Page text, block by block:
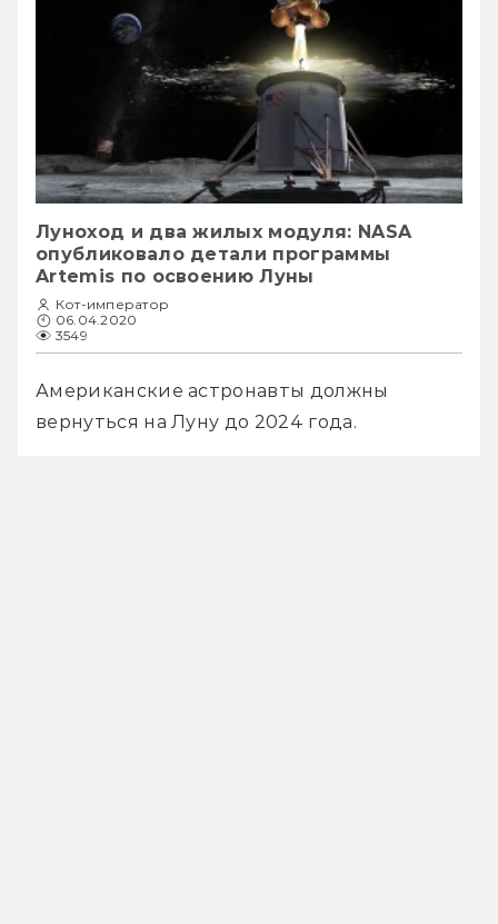
Луноход и два жилых модуля: NASA
опубликовало детали программы
Artemis по освоению Луны
Кот-император
06.04.2020
3549
Американские астронавты должны
вернуться на Луну до 2024 года.